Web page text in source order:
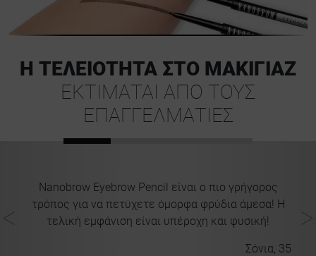
Η ΤΕΛΕΙΌΤΗΤΑ ΣΤΟ ΜΑΚΙΓΙΆΖ
ΕΚΤΙΜΆΤΑΙ ΑΠΌ ΤΟΥΣ
ΕΠΑΓΓΕΛΜΑΤΊΕΣ
Nanobrow Eyebrow Pencil είναι ο πιο γρήγορος
τρόπος για να πετύχετε όμορφα φρύδια άμεσα! Η
τελική εμφάνιση είναι υπέροχη και φυσική!
Σόνια, 35